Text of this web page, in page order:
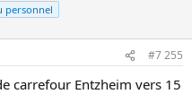
personnel
#7 255
carrefour Entzheim vers 15